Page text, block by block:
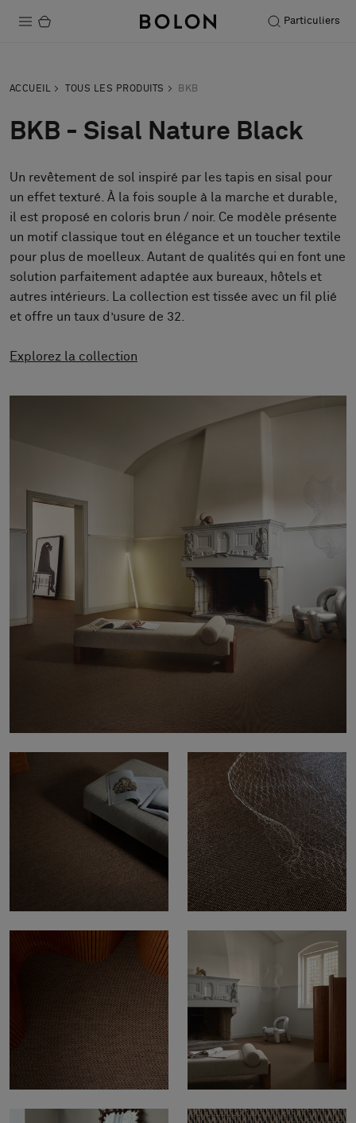
Particuliers
Durabilité
Installation
Entretien
Nos collaborations
À propos de nous
ACCUEIL TOUS LES PRODUITS BKB
BKB - Sisal Nature Black
Un revêtement de sol inspiré par les tapis en sisal pour
un effet texturé. À la fois souple à la marche et durable,
il est proposé en coloris brun / noir. Ce modèle présente
un motif classique tout en élégance et un toucher textile
pour plus de moelleux. Autant de qualités qui en font une
solution parfaitement adaptée aux bureaux, hôtels et
autres intérieurs. La collection est tissée avec un fil plié
et offre un taux d’usure de 32.
Explorez la collection